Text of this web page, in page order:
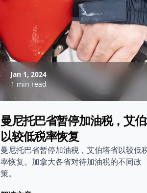
Jan 1, 2024
1 min read
曼尼托巴省暂停加油税，艾
以较低税率恢复
曼尼托巴省暂停加油税，艾伯塔省以较低
率恢复。加拿大各省对待加油税的不同政
策。